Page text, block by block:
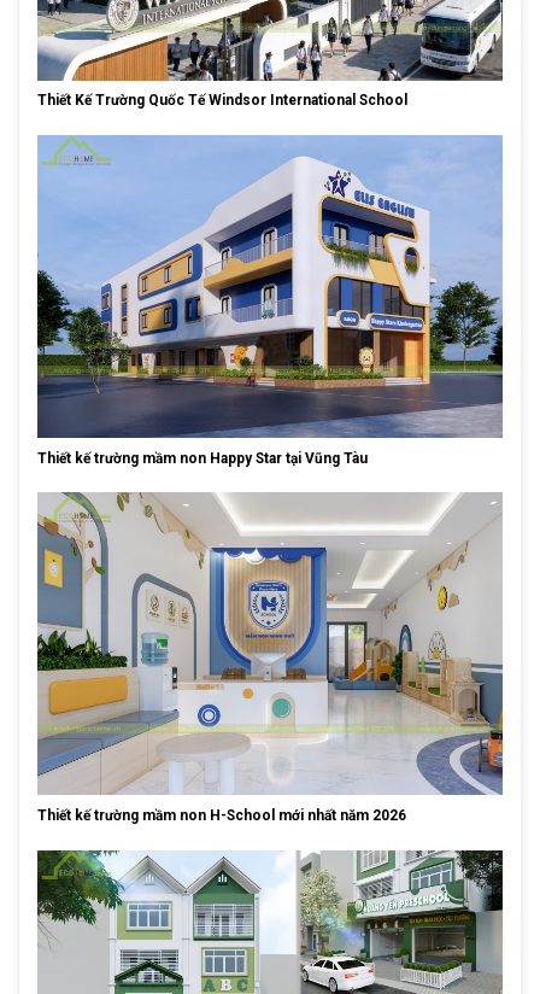
Thiết Kế Trường Quốc Tế Windsor International School
Thiết kế trường mầm non Happy Star tại Vũng Tàu
Thiết kế trường mầm non H-School mới nhất năm 2026